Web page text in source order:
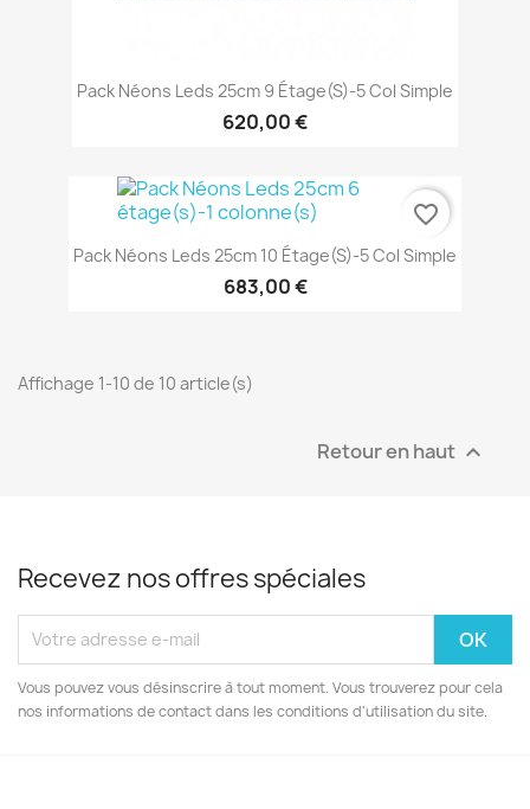
Pack Néons Leds 25cm 9 Étage(s)-5 Col Simple
620,00 €
Pack Néons Leds 25cm 10 Étage(s)-5 Col Simple
683,00 €
favorite_border
Affichage 1-10 de 10 article(s)
Retour en haut 
Recevez nos offres spéciales
Vous pouvez vous désinscrire à tout moment. Vous trouverez pour cela
nos informations de contact dans les conditions d'utilisation du site.